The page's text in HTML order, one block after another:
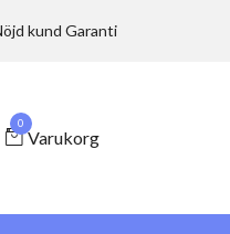
kund Garanti
0
Varukorg